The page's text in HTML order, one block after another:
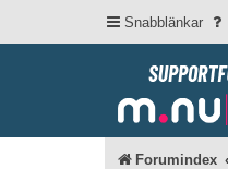
Snabblänkar
Forumindex